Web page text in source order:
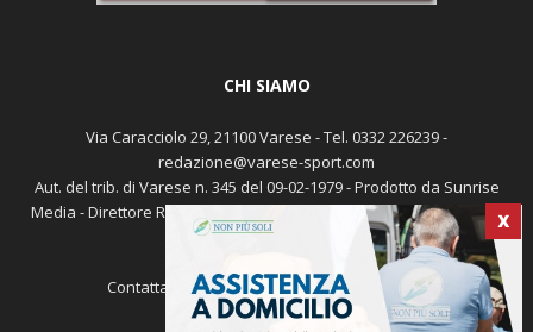
X
CHI SIAMO
Via Caracciolo 29, 21100 Varese - Tel. 0332 226239 -
redazione@varese-sport.com
Aut. del trib. di Varese n. 345 del 09-02-1979 - Prodotto da Sunrise
Media - Direttore Responsabile: Michele Marocco -Cookie policy
Pubblicità
Contattaci: redazione@varese-sport.com